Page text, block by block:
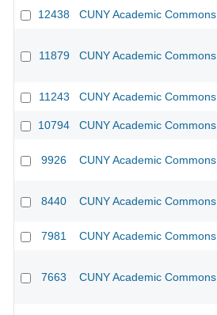
12438 CUNY Academic Commons
11879 CUNY Academic Commons
11243 CUNY Academic Commons
10794 CUNY Academic Commons
9926 CUNY Academic Commons
8440 CUNY Academic Commons
7981 CUNY Academic Commons
7663 CUNY Academic Commons